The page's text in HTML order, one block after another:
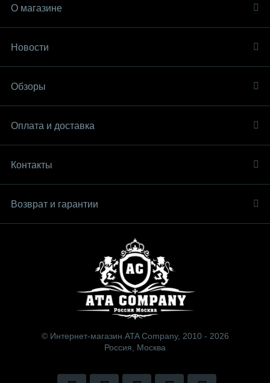
О магазине
Новости
Обзоры
Оплата и доставка
Контакты
Возврат и гарантии
© Интернет-магазин ATA Company, 2010 - 2026
Россия, Москва